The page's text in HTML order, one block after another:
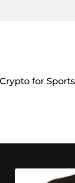
for Sports